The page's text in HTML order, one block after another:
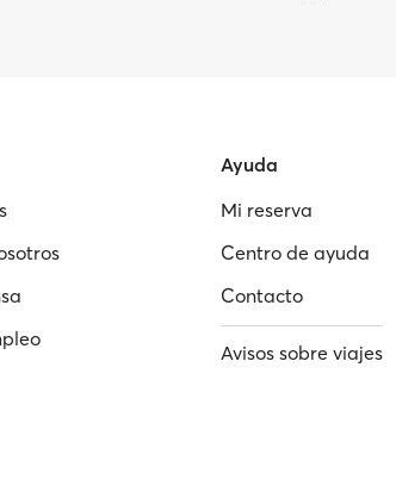
Ayuda
Mi reserva
Centro de ayuda
Contacto
Avisos sobre viajes